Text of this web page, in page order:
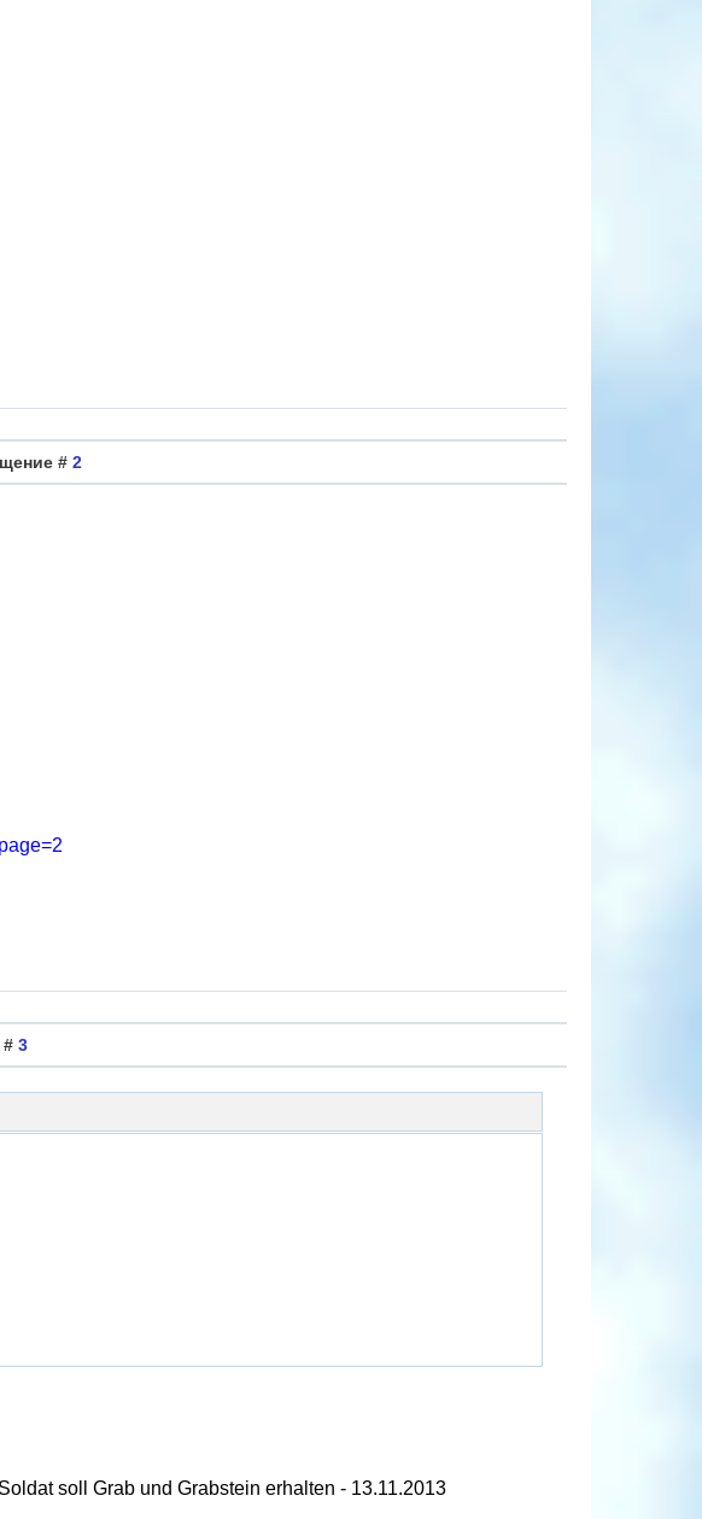
# 2
# 3
soll Grab und Grabstein erhalten - 13.11.2013